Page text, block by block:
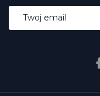
dostawy?przez
całej Ukrainy; na
ceny są prawdziwe?